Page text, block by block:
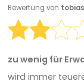
Bewertung von
zu wenig für
wird immer